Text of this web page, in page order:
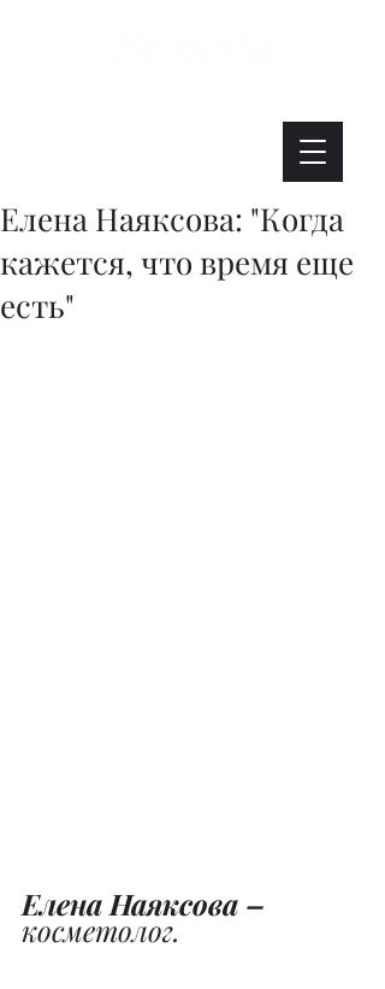
Елена Наяксова: "Когда
кажется, что время еще
есть"
Елена Наяксова –
косметолог.